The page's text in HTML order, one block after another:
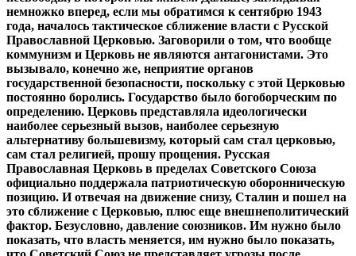
немножко вперед, если мы обратимся к сентябрю 1943
года, началось тактическое сближение власти с Русской
Православной Церковью. Заговорили о том, что вообще
коммунизм и Церковь не являются антагонистами. Это
вызывало, конечно же, неприятие органов
государственной безопасности, поскольку с этой Церковью
постоянно боролись. Государство было богоборческим по
определению. Церковь представляла идеологически
наиболее серьезный вызов, наиболее серьезную
альтернативу большевизму, который сам стал церковью,
сам стал религией, прошу прощения. Русская
Православная Церковь в пределах Советского Союза
официально поддержала патриотическую оборонническую
позицию. И отвечая на движение снизу, Сталин и пошел на
это сближение с Церковью, плюс еще внешнеполитический
фактор. Безусловно, давление союзников. Им нужно было
показать, что власть меняется, им нужно было показать,